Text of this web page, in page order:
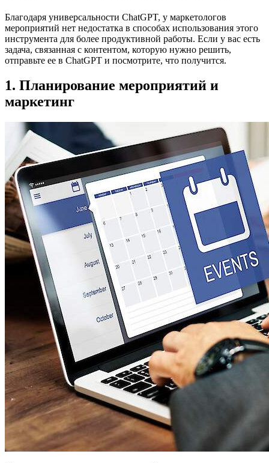
Благодаря универсальности ChatGPT, у маркетологов
мероприятий нет недостатка в способах использования этого
инструмента для более продуктивной работы. Если у вас есть
задача, связанная с контентом, которую нужно решить,
отправьте ее в ChatGPT и посмотрите, что получится.
1. Планирование мероприятий и
маркетинг